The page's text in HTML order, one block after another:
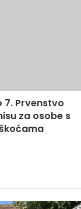
7. Prvenstvo
za osobe s